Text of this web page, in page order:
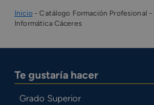
Inicio-Catálogo Formación Profesional -
Informática Cáceres
Te gustaría hacer
Grado Superior